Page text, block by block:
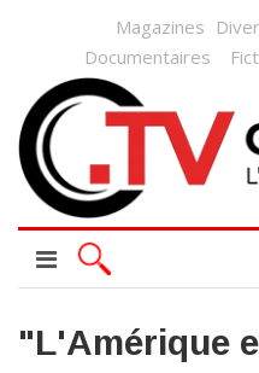
Magazines
Documentaires
"L'Amérique